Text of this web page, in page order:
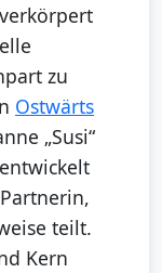
zu
Ostwärts
„Susi“
teilt.
Kern